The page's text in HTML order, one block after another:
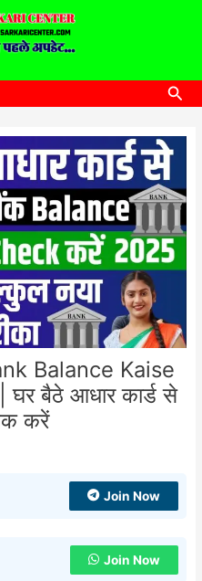
Balance Kaise
बैठे आधार कार्ड से
करें
Join Now
Join Now